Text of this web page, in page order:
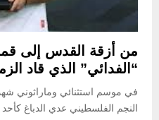
من أزقة القدس إلى
“الفدائي” الذي قاد
في موسم استثنائي وماراثوني
النجم الفلسطيني عدي الدباغ